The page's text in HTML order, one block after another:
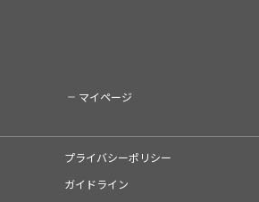
マイページ
プライバシーポリシー
ガイドライン